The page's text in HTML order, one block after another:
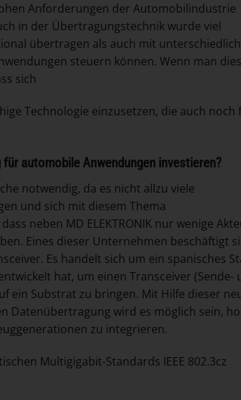
Anforderungen der Automobilindustrie
in der Übertragungstechnik wurde viel
übertragen als auch mit
steuern können. Wenn man
sich
Technologie einzusetzen, die auch noch
automobile Anwendungen investieren?
notwendig, da es nicht allzu viele
und sich mit diesem Thema
neben MD ELEKTRONIK nur wenige
Eines dieser Unternehmen beschäftigt
Es handelt sich um ein spanisches
hat, um einen Transceiver (Sende-
ein Substrat zu bringen. Mit Hilfe dieser
Datenübertragung wird es möglich sein,
zu integrieren.
Multigigabit-Standards IEEE 802.3cz